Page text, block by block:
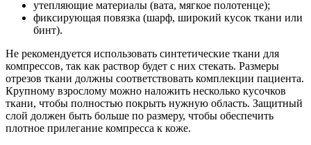
утепляющие материалы (вата, мягкое полотенце);
фиксирующая повязка (шарф, широкий кусок ткани или
бинт).
Не рекомендуется использовать синтетические ткани для
компрессов, так как раствор будет с них стекать. Размеры
отрезов ткани должны соответствовать комплекции пациента.
Крупному взрослому можно наложить несколько кусочков
ткани, чтобы полностью покрыть нужную область. Защитный
слой должен быть больше по размеру, чтобы обеспечить
плотное прилегание компресса к коже.